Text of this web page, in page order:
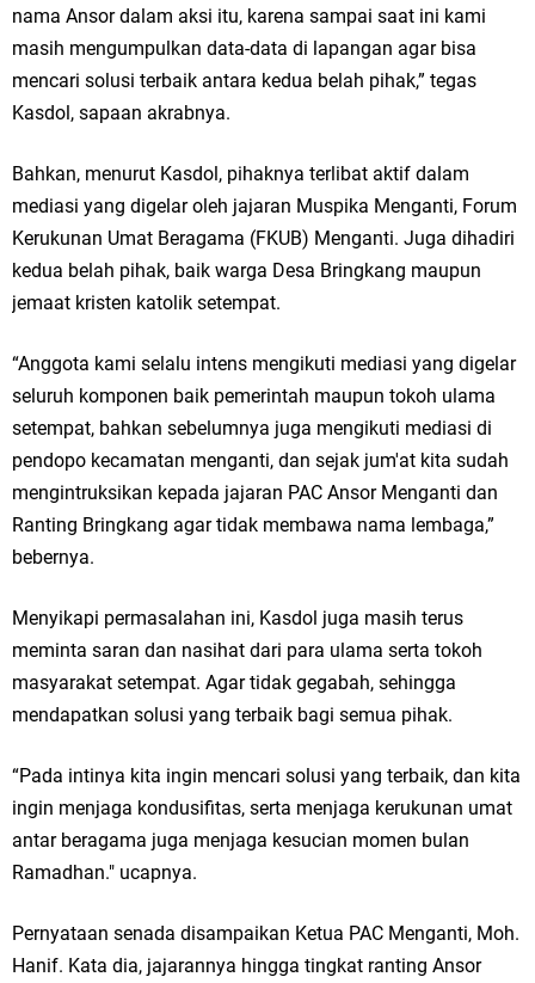
PDUF MUI Jatim Gelar Doa Awal Tahun Hijriah, Teguhkan Optimisme
Menuju Indonesia Emas 2045
Reses Anggota DPRD Jabar M. Rizky di Desa Cibitung Wetan: Serap
Aspirasi Petani dan Warga
Hari Jadi Pertama PHIGMA: Advokat dan LBH Perkuat Soliditas di
Jakarta
dan Ibu Hamil Narasi
Zakat Produktif Dorong Kemandirian UMKM, LAZISNU Kedamean Bantu
Kembangkan Warung Bu Wiwik
Karang Taruna Gresik Perkuat Ekonomi Lewat Pemanfaatan Gedung C
Islamic Center
Nila Yani Apresiasi Launching Komunitas Gowes dan Pasar Ahad
Jajanan Jadul di Ecopark Randuagung
Takmir Masjid KH Robbach Ma’sum Gelar Penyembelihan Hewan
Qurban dari Bupati & Kepala DPMPTSP Gresik
DPC PDI Perjuangan Gresik Tebar Berkah Idul Adha, Bagikan Daging
Kurban untuk Ratusan Warga
Ponpes Himmatul Khoiriyah Gelar Penyembelihan Hewan Qurban dari
Keluarga Besar dr. Titin Ekowati RS Wates Husada Balongpanggang
nama Ansor dalam aksi itu, karena sampai saat ini kami
masih mengumpulkan data-data di lapangan agar bisa
mencari solusi terbaik antara kedua belah pihak,” tegas
Kasdol, sapaan akrabnya.
Bahkan, menurut Kasdol, pihaknya terlibat aktif dalam
mediasi yang digelar oleh jajaran Muspika Menganti, Forum
Kerukunan Umat Beragama (FKUB) Menganti. Juga dihadiri
kedua belah pihak, baik warga Desa Bringkang maupun
jemaat kristen katolik setempat.
“Anggota kami selalu intens mengikuti mediasi yang digelar
seluruh komponen baik pemerintah maupun tokoh ulama
setempat, bahkan sebelumnya juga mengikuti mediasi di
pendopo kecamatan menganti, dan sejak jum'at kita sudah
mengintruksikan kepada jajaran PAC Ansor Menganti dan
Ranting Bringkang agar tidak membawa nama lembaga,”
bebernya.
Menyikapi permasalahan ini, Kasdol juga masih terus
meminta saran dan nasihat dari para ulama serta tokoh
masyarakat setempat. Agar tidak gegabah, sehingga
mendapatkan solusi yang terbaik bagi semua pihak.
“Pada intinya kita ingin mencari solusi yang terbaik, dan kita
ingin menjaga kondusifitas, serta menjaga kerukunan umat
antar beragama juga menjaga kesucian momen bulan
Ramadhan." ucapnya.
Pernyataan senada disampaikan Ketua PAC Menganti, Moh.
Hanif. Kata dia, jajarannya hingga tingkat ranting Ansor